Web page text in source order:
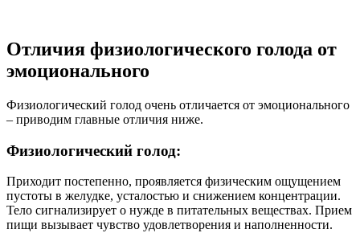
Отличия физиологического голода от
эмоционального
Физиологический голод очень отличается от эмоционального
– приводим главные отличия ниже.
Физиологический голод:
Приходит постепенно, проявляется физическим ощущением
пустоты в желудке, усталостью и снижением концентрации.
Тело сигнализирует о нужде в питательных веществах. Прием
пищи вызывает чувство удовлетворения и наполненности.